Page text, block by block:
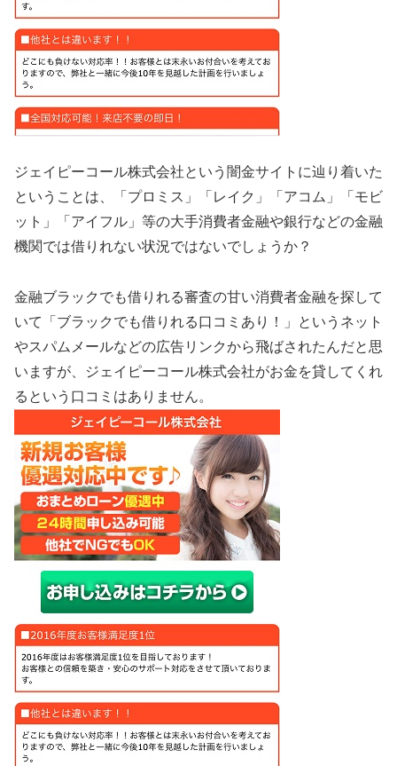
ジェイピーコール株式会社という闇金サイトに辿り着いた
ということは、「プロミス」「レイク」「アコム」「モビ
ット」「アイフル」等の大手消費者金融や銀行などの金融
機関では借りれない状況ではないでしょうか？
金融ブラックでも借りれる審査の甘い消費者金融を探して
いて「ブラックでも借りれる口コミあり！」というネット
やスパムメールなどの広告リンクから飛ばされたんだと思
いますが、ジェイピーコール株式会社がお金を貸してくれ
るという口コミはありません。